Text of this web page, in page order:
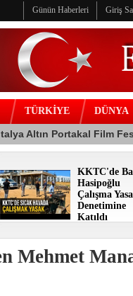
Günün Haberleri Giriş
TÜRKİYE DÜNYA
KKTC'de
Hasipoğlu
Çalışma
Denetimine
Katıldı
Mehmet